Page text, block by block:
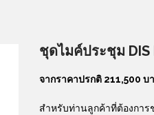
ชุดไมค์ประชุม
จากราคาปรกติ 211,500 บ
สำหรับท่านลูกค้าที่ต้องกา